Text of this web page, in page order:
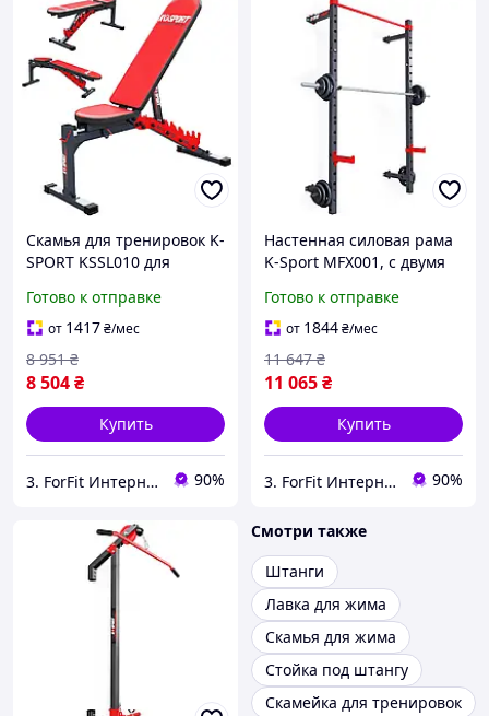
Скамья для тренировок K-
SPORT KSSL010 для
полноценный силовых
тренировок груди, плеч,
спины
Готово к отправке
от 1417₴/мес
8 504₴
8 951 ₴
Купить
3. ForFit Интернет-магазин спортивных товаров 90%
Настенная силовая рама
K-Sport MFX001, с двумя
трубами для подвеса
дисков после тренировки
Готово к отправке
от 1844₴/мес
11 065₴
11 647 ₴
Купить
3. ForFit Интернет-магазин спортивных товаров 90%
Смотри также
Штанги
Лавка для жима
Скамья для жима
Стойка под штангу
Скамейка для тренировок